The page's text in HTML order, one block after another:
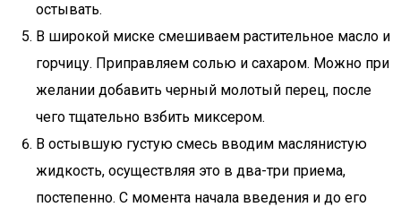
остывать.
В широкой миске смешиваем растительное масло и
горчицу. Приправляем солью и сахаром. Можно при
желании добавить черный молотый перец, после
чего тщательно взбить миксером.
В остывшую густую смесь вводим маслянистую
жидкость, осуществляя это в два-три приема,
постепенно. С момента начала введения и до его